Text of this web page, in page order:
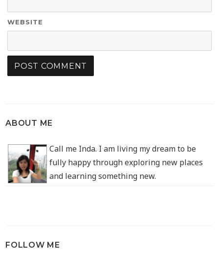
WEBSITE
ABOUT ME
Call me Inda. I am living my dream to be
fully happy through exploring new places
and learning something new.
FOLLOW ME